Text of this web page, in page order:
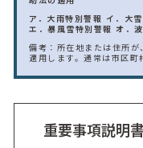
ア．大雨特別警報 イ．大
エ．暴風雪特別警報 オ．
備考：所在地または住所
適用します。通常は市区町
重要事項説明書